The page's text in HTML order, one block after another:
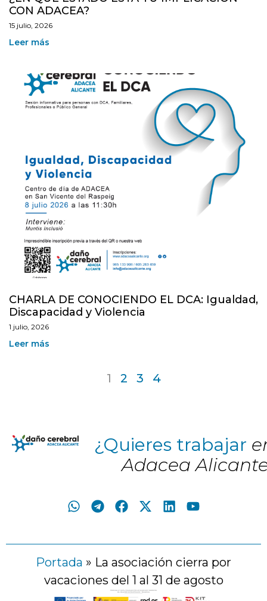
CON ADACEA?
15 julio, 2026
Leer más
CHARLA DE CONOCIENDO EL DCA: Igualdad,
Discapacidad y Violencia
1 julio, 2026
Leer más
1 2 3 4
¿Quieres trabajar
Adacea
Portada » La asociación cierra por
vacaciones del 1 al 31 de agosto